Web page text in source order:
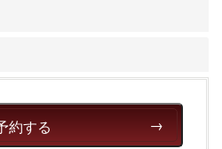
り組み】---------------------
用が可能な上、
るよう
衛生・消毒プログラムの基、
おります。
約する